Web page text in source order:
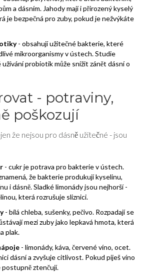
a dásním. Jahody mají i přirozený kyselý
je bezpečná pro zuby, pokud je nežvýkáte
- obsahují užitečné bakterie, které
mikroorganismy v ústech. Studie
užívání probiotik může snížit zánět dásní o
- potraviny,
poškozují
že nejsou pro dásně užitečné - jsou
- cukr je potrava pro bakterie v ústech.
že bakterie produkují kyselinu,
i dásně. Sladké limonády jsou nejhorší -
která rozrušuje sliznici.
- bílá chleba, sušenky, pečivo. Rozpadají se
mezi zuby jako lepkavá hmota, která
plak.
- limonády, káva, červené víno, ocet.
dásní a zvyšuje citlivost. Pokud piješ víno
postupně ztenčují.